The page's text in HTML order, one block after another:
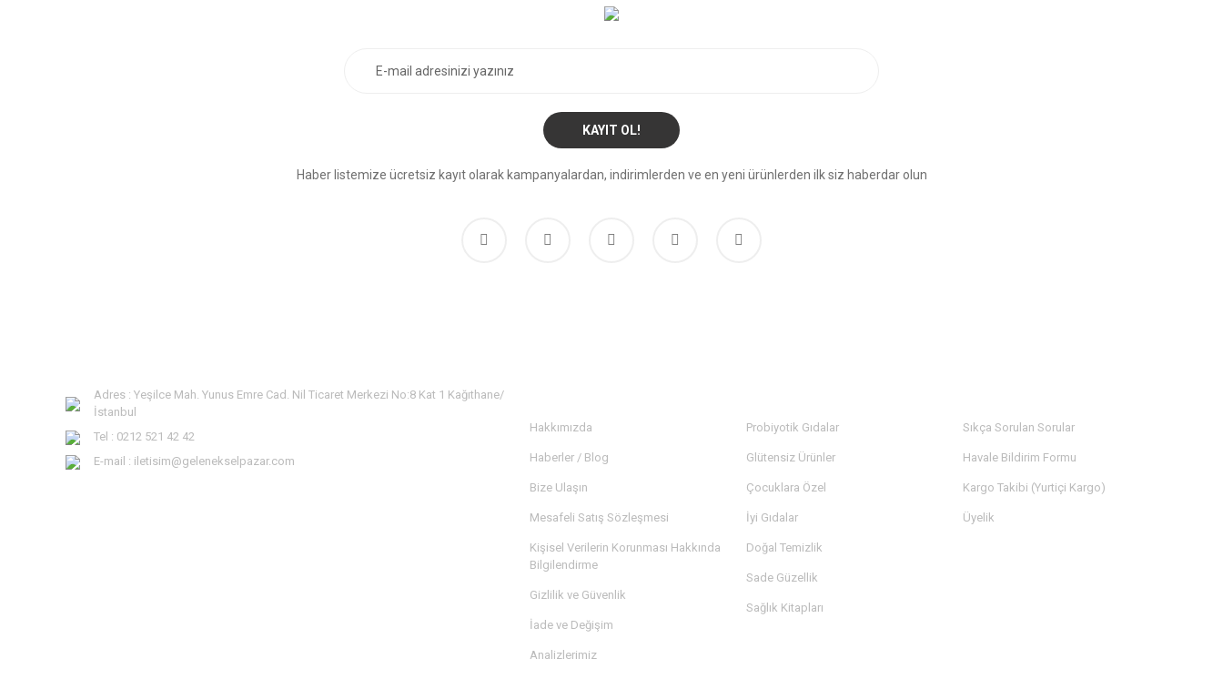
KAYIT OL!
Haber listemize ücretsiz kayıt olarak kampanyalardan, indirimlerden ve en yeni ürünlerden ilk siz haberdar olun
Adres : Yeşilce Mah. Yunus Emre Cad. Nil Ticaret Merkezi No:8 Kat 1 Kağıthane/
İstanbul
Tel : 0212 521 42 42
E-mail : iletisim@gelenekselpazar.com
Hakkımızda
Haberler / Blog
Bize Ulaşın
Mesafeli Satış Sözleşmesi
Kişisel Verilerin Korunması Hakkında
Bilgilendirme
Gizlilik ve Güvenlik
İade ve Değişim
Analizlerimiz
Probiyotik Gıdalar
Glütensiz Ürünler
Çocuklara Özel
İyi Gıdalar
Doğal Temizlik
Sade Güzellik
Sağlık Kitapları
Sıkça Sorulan Sorular
Havale Bildirim Formu
Kargo Takibi (Yurtiçi Kargo)
Üyelik